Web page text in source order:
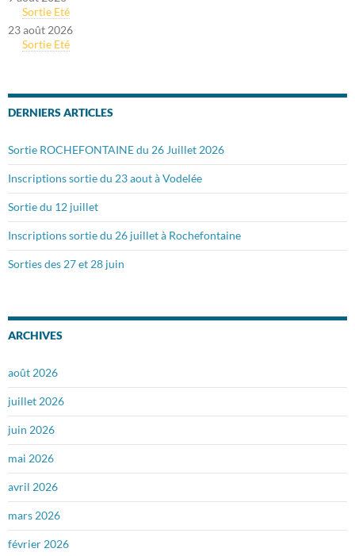
Sortie Eté
23 août 2026
Sortie Eté
DERNIERS ARTICLES
Sortie ROCHEFONTAINE du 26 Juillet 2026
Inscriptions sortie du 23 aout à Vodelée
Sortie du 12 juillet
Inscriptions sortie du 26 juillet à Rochefontaine
Sorties des 27 et 28 juin
ARCHIVES
août 2026
juillet 2026
juin 2026
mai 2026
avril 2026
mars 2026
février 2026